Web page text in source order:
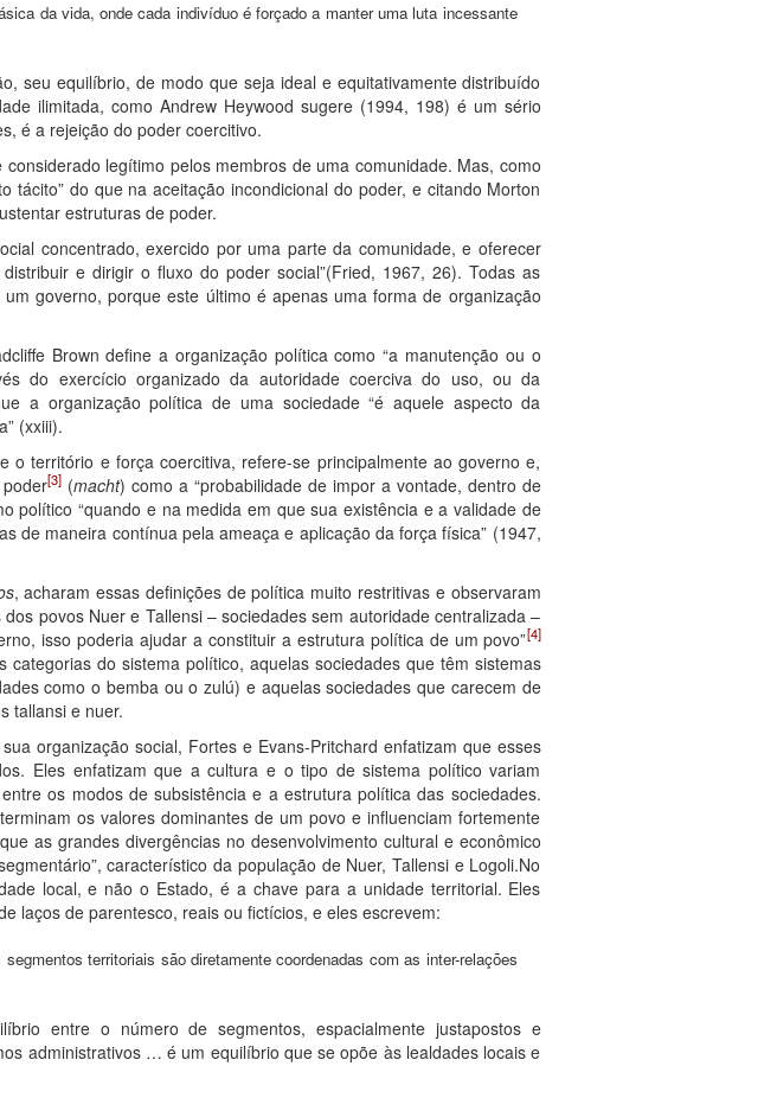
da vida, onde cada indivíduo é forçado a manter uma luta incessante
seu equilíbrio, de modo que seja ideal e equitativamente distribuído
ilimitada, como Andrew Heywood sugere (1994, 198) é um sério
é a rejeição do poder coercitivo.
legítimo pelos membros de uma comunidade. Mas, como
tácito” do que na aceitação incondicional do poder, e citando Morton
estruturas de poder.
concentrado, exercido por uma parte da comunidade, e oferecer
e dirigir o fluxo do poder social”(Fried, 1967, 26). Todas as
governo, porque este último é apenas uma forma de organização
Brown define a organização política como “a manutenção ou o
do exercício organizado da autoridade coerciva do uso, ou da
a organização política de uma sociedade “é aquele aspecto da
(xxiii).
território e força coercitiva, refere-se principalmente ao governo e,
[3](macht) como a “probabilidade de impor a vontade, dentro de
político “quando e na medida em que sua existência e a validade de
de maneira contínua pela ameaça e aplicação da força física” (1947,
, acharam essas definições de política muito restritivas e observaram
povos Nuer e Tallensi – sociedades sem autoridade centralizada –
isso poderia ajudar a constituir a estrutura política de um povo”[4]
do sistema político, aquelas sociedades que têm sistemas
como o bemba ou o zulú) e aquelas sociedades que carecem de
tallansi e nuer.
organização social, Fortes e Evans-Pritchard enfatizam que esses
Eles enfatizam que a cultura e o tipo de sistema político variam
os modos de subsistência e a estrutura política das sociedades.
os valores dominantes de um povo e influenciam fortemente
as grandes divergências no desenvolvimento cultural e econômico
característico da população de Nuer, Tallensi e Logoli.No
local, e não o Estado, é a chave para a unidade territorial. Eles
laços de parentesco, reais ou fictícios, e eles escrevem:
territoriais são diretamente coordenadas com as inter-relações
entre o número de segmentos, espacialmente justapostos e
administrativos … é um equilíbrio que se opõe às lealdades locais e